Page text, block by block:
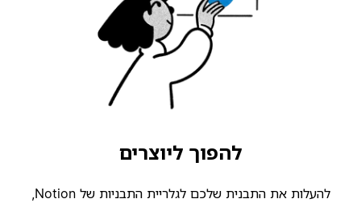
להפוך ליוצרים
להעלות את התבנית שלכם לגלריית התבניות של Notion,